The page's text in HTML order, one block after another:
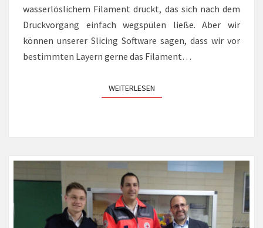
wasserlöslichem Filament druckt, das sich nach dem
Druckvorgang einfach wegspülen ließe. Aber wir
können unserer Slicing Software sagen, dass wir vor
bestimmten Layern gerne das Filament…
WEITERLESENWEITERLESEN